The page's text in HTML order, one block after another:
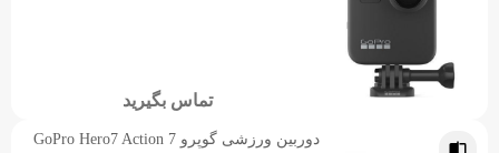
تماس بگیرید
دوربین ورزشی گوپرو 7 GoPro Hero7 Action